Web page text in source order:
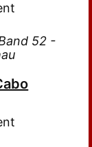
52 -